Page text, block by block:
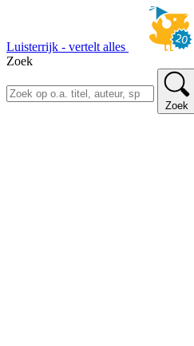
Luisterrijk - vertelt alles
Zoek
Zoek